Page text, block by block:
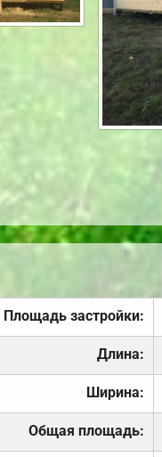
Площадь застройки:
Длина:
Ширина:
Общая площадь: